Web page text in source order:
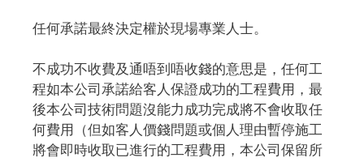
任何承諾最終決定權於現場專業人士。
不成功不收費及通唔到唔收錢的意思是，任何工
程如本公司承諾給客人保證成功的工程費用，最
後本公司技術問題沒能力成功完成將不會收取任
何費用（但如客人價錢問題或個人理由暫停施工
將會即時收取已進行的工程費用，本公司保留所